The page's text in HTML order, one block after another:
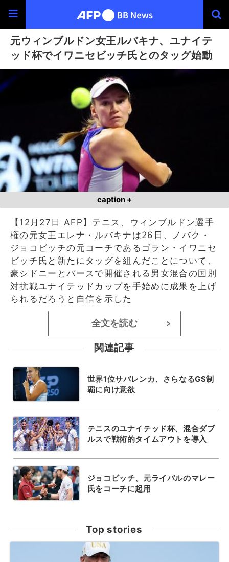
元ウィンブルドン女王ルバキナ、ユナイテ
ッド杯でイワニセビッチ氏とのタッグ始動
caption +
【12月27日 AFP】テニス、ウィンブルドン選手
権の元女王エレナ・ルバキナは26日、ノバク・
ジョコビッチの元コーチであるゴラン・イワニセ
ビッチ氏と新たにタッグを組んだことについて、
豪シドニーとパースで開催される男女混合の国別
対抗戦ユナイテッドカップを手始めに成果を上げ
られるだろうと自信を示した
全文を読む >
関連記事
世界1位サバレンカ、さらなるGS制
覇に向け意欲
テニスのユナイテッド杯、混合ダブ
ルスで戦術的タイムアウトを導入
ジョコビッチ、元ライバルのマレー
氏をコーチに起用
Top stories